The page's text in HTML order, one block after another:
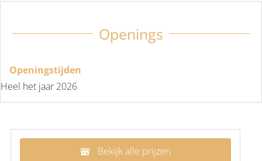
Openings
Openingstijden
Heel het jaar 2026
Bekijk alle prijzen